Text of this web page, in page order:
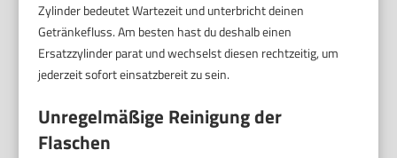
Zylinder bedeutet Wartezeit und unterbricht deinen
Getränkefluss. Am besten hast du deshalb einen
Ersatzzylinder parat und wechselst diesen rechtzeitig, um
jederzeit sofort einsatzbereit zu sein.
Unregelmäßige Reinigung der
Flaschen